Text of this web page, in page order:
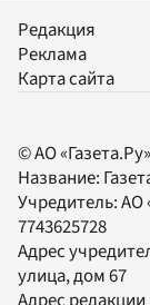
Редакция
Реклама
Карта сайта
© АО
Название:
Учредитель:АО
7743625728
Адрес
улица, дом 67